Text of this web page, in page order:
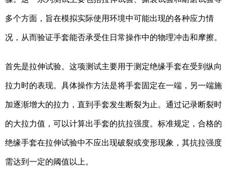
多个方面，旨在模拟实际使用环境中可能出现的各种应力情
况，从而验证手套能否承受住日常操作中的物理冲击和摩擦。
首先是拉伸试验。这项测试主要用于测定绝缘手套在受到纵向
拉力时的表现。具体操作方法是将手套固定在一端，另一端施
加逐渐增大的拉力，直到手套发生断裂为止。通过记录断裂时
的大拉力值，可以计算出手套的抗拉强度。标准规定，合格的
绝缘手套在拉伸试验中不应出现破裂或变形现象，其抗拉强度
需达到一定的阈值以上。